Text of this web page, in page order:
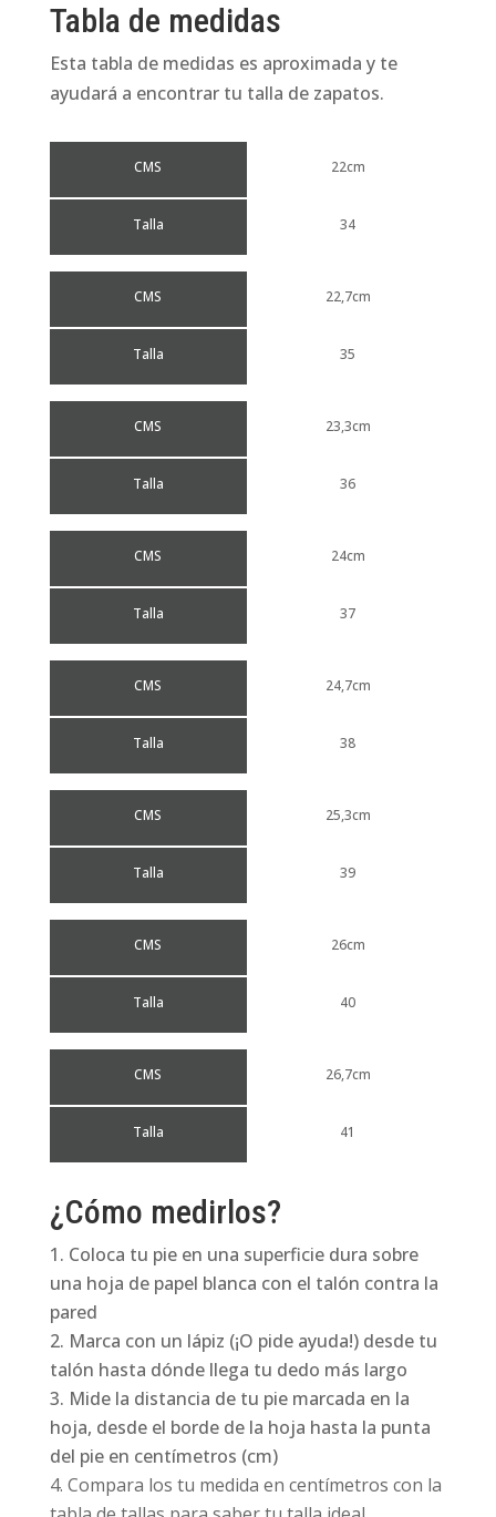
Tabla de medidas
Esta tabla de medidas es aproximada y te
ayudará a encontrar tu talla de zapatos.
CMS
Talla
22cm
34
CMS
Talla
22,7cm
35
CMS
Talla
23,3cm
36
CMS
Talla
24cm
37
CMS
Talla
24,7cm
38
CMS
Talla
25,3cm
39
CMS
Talla
26cm
40
CMS
Talla
26,7cm
41
¿Cómo medirlos?
Coloca tu pie en una superficie dura sobre
una hoja de papel blanca con el talón contra la
pared
Marca con un lápiz (¡O pide ayuda!) desde tu
talón hasta dónde llega tu dedo más largo
Mide la distancia de tu pie marcada en la
hoja, desde el borde de la hoja hasta la punta
del pie en centímetros (cm)
Compara los tu medida en centímetros con la